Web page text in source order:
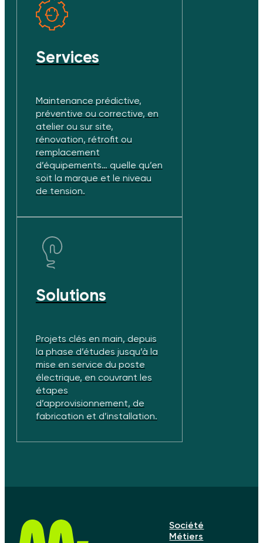
Services
Maintenance prédictive,
préventive ou corrective, en
atelier ou sur site,
rénovation, rétrofit ou
remplacement
d’équipements… quelle qu’en
soit la marque et le niveau
de tension.
Solutions
Projets clés en main, depuis
la phase d’études jusqu’à la
mise en service du poste
électrique, en couvrant les
étapes
d’approvisionnement, de
fabrication et d’installation.
Société
Métiers